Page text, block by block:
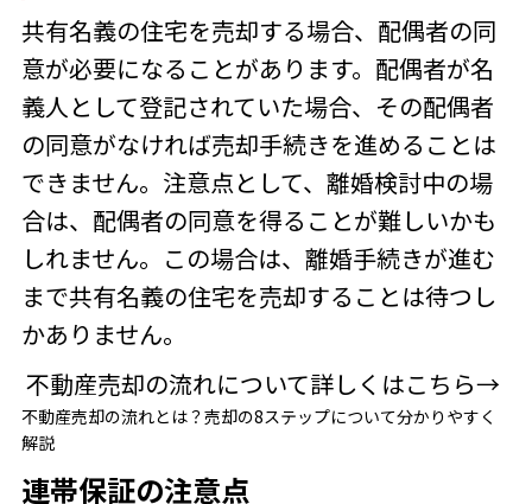
共有名義の住宅を売却する場合、配偶者の同
意が必要になることがあります。配偶者が名
義人として登記されていた場合、その配偶者
の同意がなければ売却手続きを進めることは
できません。注意点として、離婚検討中の場
合は、配偶者の同意を得ることが難しいかも
しれません。この場合は、離婚手続きが進む
まで共有名義の住宅を売却することは待つし
かありません。
不動産売却の流れについて詳しくはこちら→
不動産売却の流れとは？売却の8ステップについて分かりやすく
解説
連帯保証の注意点